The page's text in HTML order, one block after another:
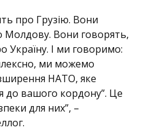
про Грузію. Вони
Молдову. Вони говорять,
Україну. І ми говоримо:
ми можемо
НАТО, яке
до вашого кордону”. Це
для них”, –